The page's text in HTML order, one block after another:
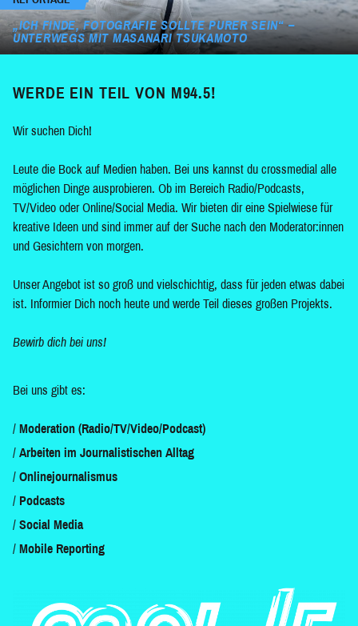
„ICH FINDE, FOTOGRAFIE SOLLTE PURER SEIN“ –
UNTERWEGS MIT MASANARI TSUKAMOTO
WERDE EIN TEIL VON M94.5!
Wir suchen Dich!
Leute die Bock auf Medien haben. Bei uns kannst du crossmedial alle
möglichen Dinge ausprobieren. Ob im Bereich Radio/Podcasts,
TV/Video oder Online/Social Media. Wir bieten dir eine Spielwiese für
kreative Ideen und sind immer auf der Suche nach den Moderator:innen
und Gesichtern von morgen.
Unser Angebot ist so groß und vielschichtig, dass für jeden etwas dabei
ist. Informier Dich noch heute und werde Teil dieses großen Projekts.
Bewirb dich bei uns!
Bei uns gibt es:
Moderation (Radio/TV/Video/Podcast)
Arbeiten im Journalistischen Alltag
Onlinejournalismus
Podcasts
Social Media
Mobile Reporting